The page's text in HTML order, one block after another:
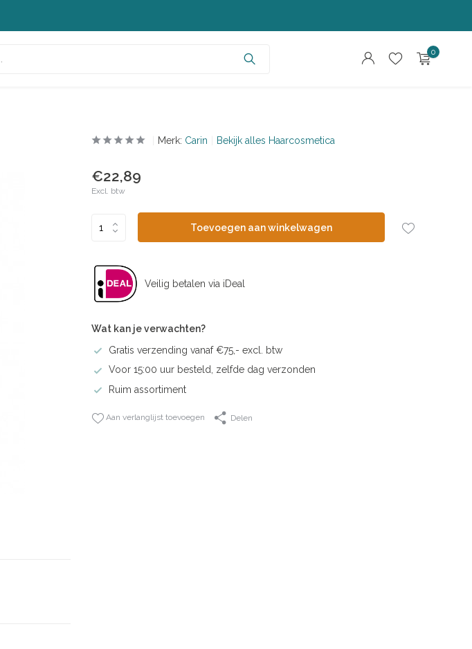
0
Merk: Carin Bekijk alles Haarcosmetica
€22,89
Excl. btw
Toevoegen aan winkelwagen
Veilig betalen via iDeal
Wat kan je verwachten?
Gratis verzending vanaf €75,- excl. btw
Voor 15:00 uur besteld, zelfde dag verzonden
Ruim assortiment
Aan verlanglijst toevoegen Delen